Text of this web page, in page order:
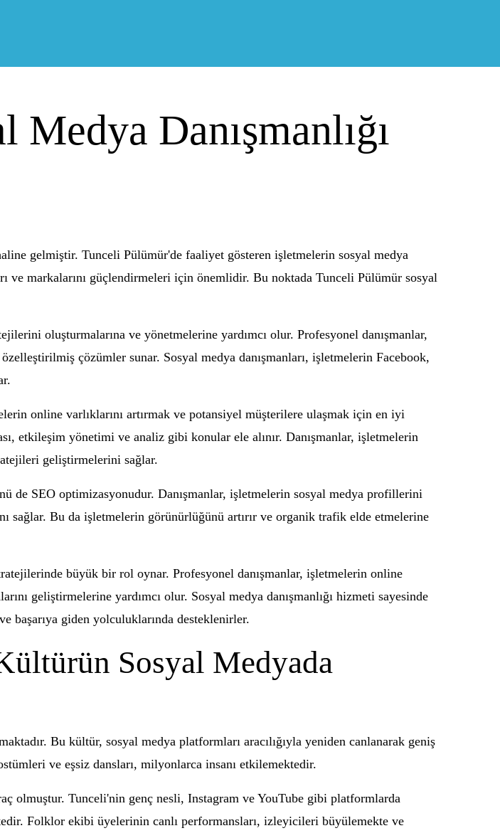
Danışmanlığı
gelmiştir. Tunceli Pülümür'de faaliyet gösteren işletmelerin sosyal medya
ve markalarını güçlendirmeleri için önemlidir. Bu noktada Tunceli Pülümür sosyal
oluşturmalarına ve yönetmelerine yardımcı olur. Profesyonel danışmanlar,
çözümler sunar. Sosyal medya danışmanları, işletmelerin Facebook,
online varlıklarını artırmak ve potansiyel müşterilere ulaşmak için en iyi
etkileşim yönetimi ve analiz gibi konular ele alınır. Danışmanlar, işletmelerin
geliştirmelerini sağlar.
de SEO optimizasyonudur. Danışmanlar, işletmelerin sosyal medya profillerini
sağlar. Bu da işletmelerin görünürlüğünü artırır ve organik trafik elde etmelerine
büyük bir rol oynar. Profesyonel danışmanlar, işletmelerin online
geliştirmelerine yardımcı olur. Sosyal medya danışmanlığı hizmeti sayesinde
başarıya giden yolculuklarında desteklenirler.
Sosyal Medyada
Bu kültür, sosyal medya platformları aracılığıyla yeniden canlanarak geniş
ve eşsiz dansları, milyonlarca insanı etkilemektedir.
olmuştur. Tunceli'nin genç nesli, Instagram ve YouTube gibi platformlarda
Folklor ekibi üyelerinin canlı performansları, izleyicileri büyülemekte ve